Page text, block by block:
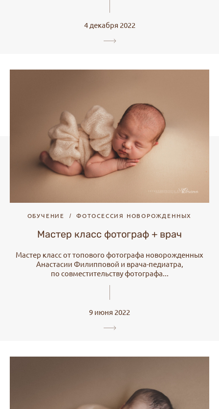
4 декабря 2022
ОБУЧЕНИЕ ФОТОСЕССИЯ НОВОРОЖДЕННЫХ
Мастер класс фотограф + врач
Мастер класс от топового фотографа новорожденных
Анастасии Филипповой и врача-педиатра,
по совместительству фотографа...
9 июня 2022